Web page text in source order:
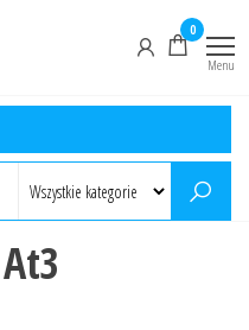
0
Menu